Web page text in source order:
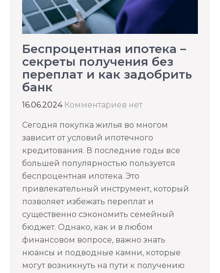
Беспроцентная ипотека –
секреты получения без
переплат и как задобрить
банк
16.06.2024 Комментариев нет
Сегодня покупка жилья во многом
зависит от условий ипотечного
кредитования. В последние годы все
большей популярностью пользуется
беспроцентная ипотека. Это
привлекательный инструмент, который
позволяет избежать переплат и
существенно сэкономить семейный
бюджет. Однако, как и в любом
финансовом вопросе, важно знать
нюансы и подводные камни, которые
могут возникнуть на пути к получению